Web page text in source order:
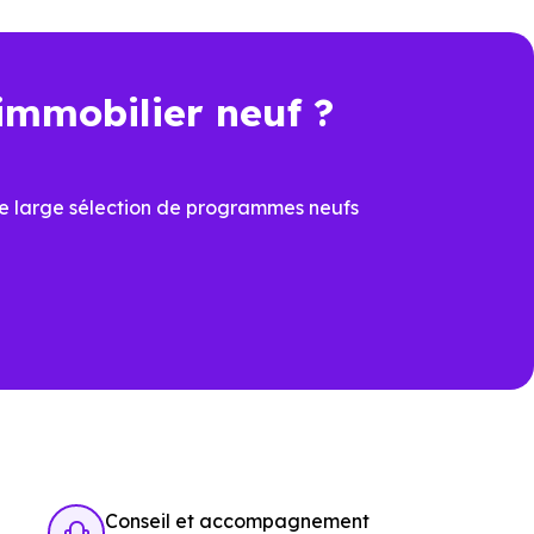
(31130)
neuf ?
large sélection de programmes neufs
Conseil et accompagnement